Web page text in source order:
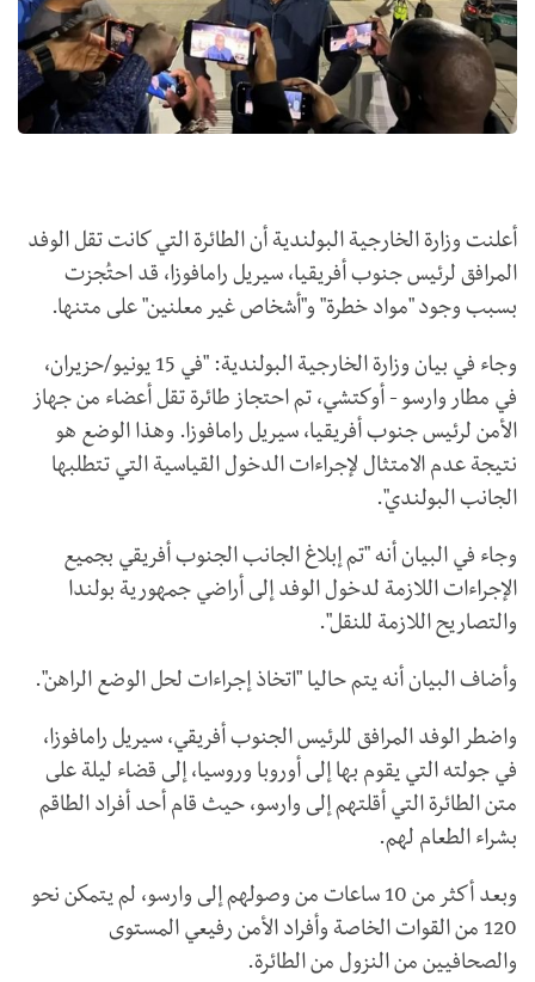
أعلنت وزارة الخارجية البولندية أن الطائرة التي كانت تقل الوفد
المرافق لرئيس جنوب أفريقيا، سيريل رامافوزا، قد احتُجزت
بسبب وجود "مواد خطرة" و"أشخاص غير معلنين" على متنها.
وجاء في بيان وزارة الخارجية البولندية: "في 15 يونيو/حزيران،
في مطار وارسو - أوكتشي، تم احتجاز طائرة تقل أعضاء من جهاز
الأمن لرئيس جنوب أفريقيا، سيريل رامافوزا. وهذا الوضع هو
نتيجة عدم الامتثال لإجراءات الدخول القياسية التي تتطلبها
الجانب البولندي".
وجاء في البيان أنه "تم إبلاغ الجانب الجنوب أفريقي بجميع
الإجراءات اللازمة لدخول الوفد إلى أراضي جمهورية بولندا
والتصاريح اللازمة للنقل".
وأضاف البيان أنه يتم حاليا "اتخاذ إجراءات لحل الوضع الراهن".
واضطر الوفد المرافق للرئيس الجنوب أفريقي، سيريل رامافوزا،
في جولته التي يقوم بها إلى أوروبا وروسيا، إلى قضاء ليلة على
متن الطائرة التي أقلتهم إلى وارسو، حيث قام أحد أفراد الطاقم
بشراء الطعام لهم.
وبعد أكثر من 10 ساعات من وصولهم إلى وارسو، لم يتمكن نحو
120 من القوات الخاصة وأفراد الأمن رفيعي المستوى
والصحافيين من النزول من الطائرة.